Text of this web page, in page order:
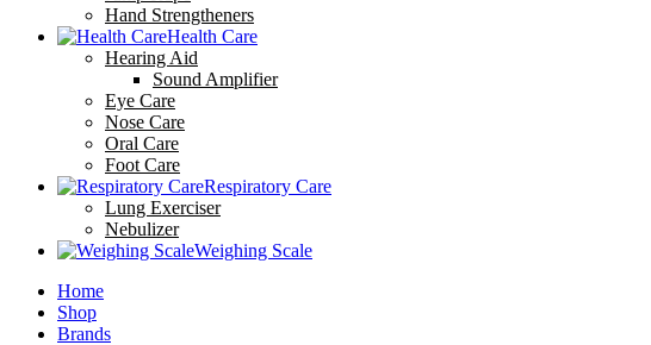
Hand Strengtheners
Health Care
Hearing Aid
Sound Amplifier
Eye Care
Nose Care
Oral Care
Foot Care
Respiratory Care
Lung Exerciser
Nebulizer
Weighing Scale
Home
Shop
Brands